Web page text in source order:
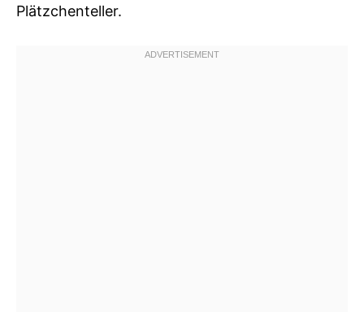
Plätzchenteller.